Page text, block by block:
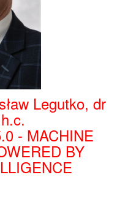
Legutko, dr
- MACHINE
BY